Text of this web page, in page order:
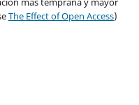
The Effect of Open Access)